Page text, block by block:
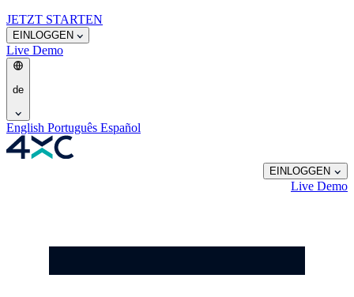
JETZT STARTEN
EINLOGGEN
Live Demo
de
English Português Español
EINLOGGEN
Live Demo